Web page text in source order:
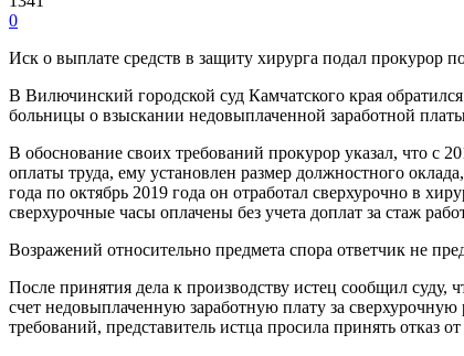
0
Иск о выплате средств в защиту хирурга подал прокурор
В Вилючинский городской суд Камчатского края
больницы о взыскании недовыплаченной заработной
В обоснование своих требований прокурор указал, что с
оплаты труда, ему установлен размер должностного
года по октябрь 2019 года он отработал сверхурочно в
сверхурочные часы оплачены без учета доплат за стаж
Возражений относительно предмета спора ответчик не
После принятия дела к производству истец сообщил суду,
счет недовыплаченную заработную плату за
требований, представитель истца просила принять отказ